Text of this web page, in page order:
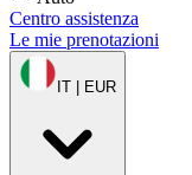
Centro assistenza
Le mie prenotazioni
IT | EUR